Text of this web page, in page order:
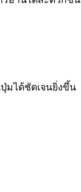
มได้ชัดเจนยิ่งขึ้น